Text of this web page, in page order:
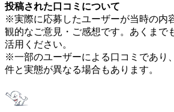
投稿された口コミについて
※実際に応募したユーザーが当時の内
観的なご意見・ご感想です。あくまで
活用ください。
※一部のユーザーによる口コミであり
件と実態が異なる場合もあります。